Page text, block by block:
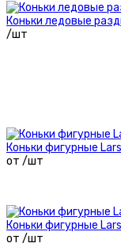
Коньки ледовые
/шт
Коньки фигурные
от /шт
Коньки фигурные
от /шт